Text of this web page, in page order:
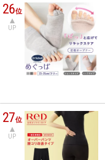
26位
UP
27位
UP